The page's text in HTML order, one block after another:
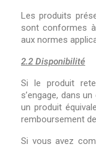
Les produits
sont conformes
aux normes
2.2 Disponibilité
Si le produit
s’engage, dans
un produit
remboursement
Si vous avez